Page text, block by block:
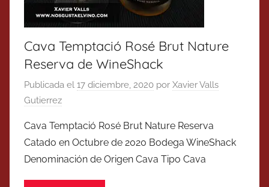
Cava Temptació Rosé Brut Nature
Reserva de WineShack
Publicada el 17 diciembre, 2020 por Xavier Valls
Gutierrez
Cava Temptació Rosé Brut Nature Reserva
Catado en Octubre de 2020 Bodega WineShack
Denominación de Origen Cava Tipo Cava